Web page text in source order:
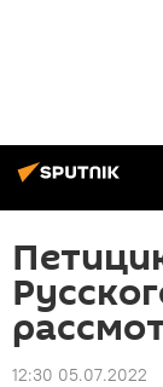
12:30 05.07.2022